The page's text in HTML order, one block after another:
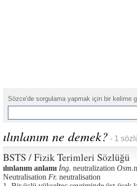
Sözce'de sorgulama yapmak için bir kelime
ılınlanım ne demek? - 1
BSTS / Fizik Terimleri Sözlüğü
ılınlanım anlamı İng. neutralization Osm.
Neutralisation Fr. neutralisation